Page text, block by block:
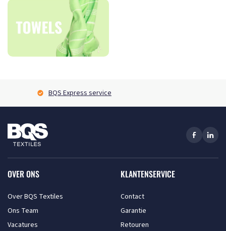
BQS Express service
OVER ONS
Over BQS Textiles
Ons Team
Vacatures
KLANTENSERVICE
Contact
Garantie
Retouren